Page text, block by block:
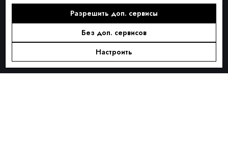
Оплата и рассрочка
Обмен и возврат товара
Контакты
О нас
Блог
Разрешить доп. сервисы
Без доп. сервисов
Настроить